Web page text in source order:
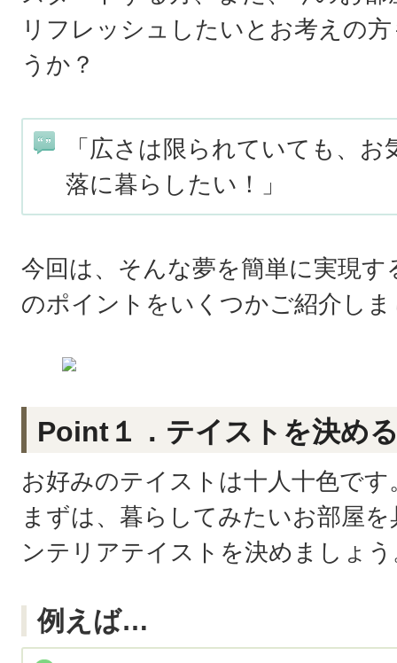
リフレッシュしたいとお考えの
うか？
「広さは限られていても、
落に暮らしたい！」
今回は、そんな夢を簡単に実現
のポイントをいくつかご紹介し
Point１．テイストを決め
お好みのテイストは十人十色です
まずは、暮らしてみたいお部屋
ンテリアテイストを決めましょ
例えば…